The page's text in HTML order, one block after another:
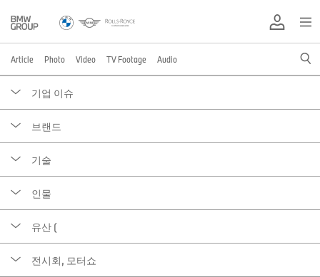
Article Photo Video TV Footage Audio
기업 이슈
브랜드
기술
인물
유산 (
전시회, 모터쇼